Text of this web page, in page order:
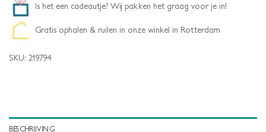
Is het een cadeautje? Wij pakken het graag voor je in!
Gratis ophalen & ruilen in onze winkel in Rotterdam
SKU: 219794
BESCHRIJVING